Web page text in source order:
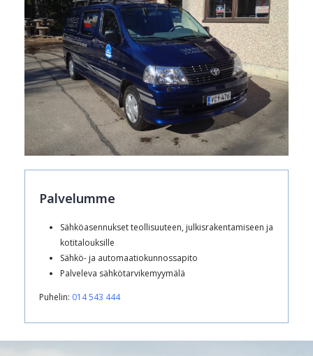
Palvelumme
Sähköasennukset teollisuuteen, julkisrakentamiseen ja
kotitalouksille
Sähkö- ja automaatiokunnossapito
Palveleva sähkötarvikemyymälä
Puhelin: 014 543 444